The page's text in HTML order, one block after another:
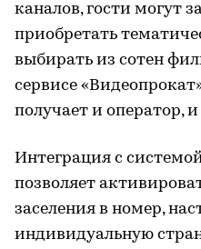
каналов, гости могут
приобретать
выбирать из сотен
сервисе
получает и оператор,
Интеграция с
позволяет
заселения в номер,
индивидуальную